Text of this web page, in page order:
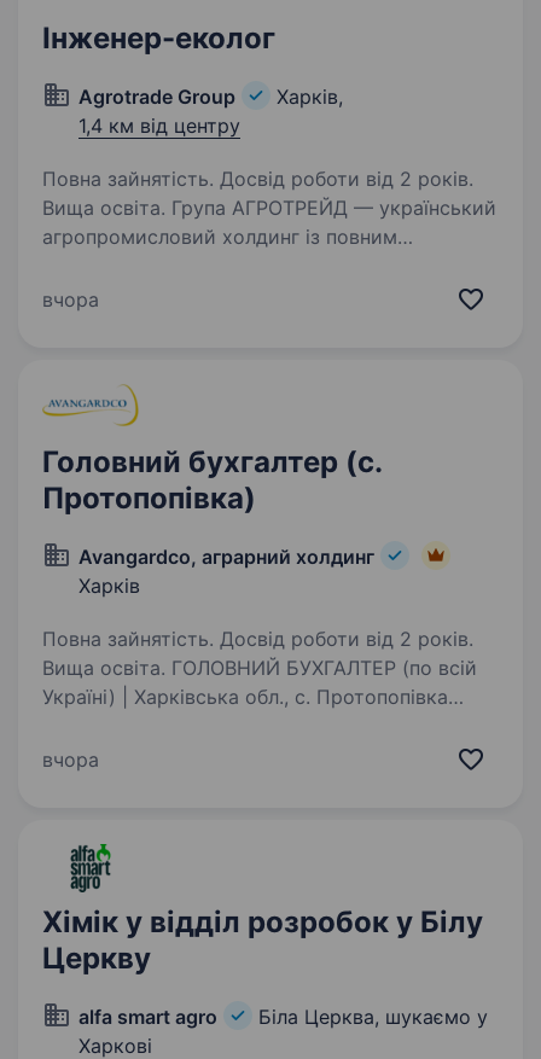
Інженер-еколог
Agrotrade Group
Харків,
1,4 км від центру
Повна зайнятість. Досвід роботи від 2 років.
Вища освіта. Група АГРОТРЕЙД — український
агропромисловий холдинг із повним
сільськогосподарських культур до їх
вчора
Головний бухгалтер (с.
Протопопівка)
Avangardco, аграрний холдинг
Харків
Повна зайнятість. Досвід роботи від 2 років.
Вища освіта. ГОЛОВНИЙ БУХГАЛТЕР (по всій
Україні) | Харківська обл., с. Протопопівка
виробник яєць і яєчних продуктів в Україні
вчора
Хімік у відділ розробок у Білу
Церкву
alfa smart agro
Біла Церква, шукаємо у
Харкові